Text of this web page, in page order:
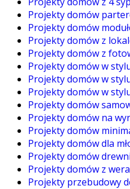
Projekty domów
Projekty domów
Projekty domów z
Projekty domów z
Projekty domów w
Projekty domów w
Projekty domów w
Projekty domów
Projekty domów na
Projekty domów
Projekty domów dla
Projekty domów
Projekty domów z
Projekty przebudowy